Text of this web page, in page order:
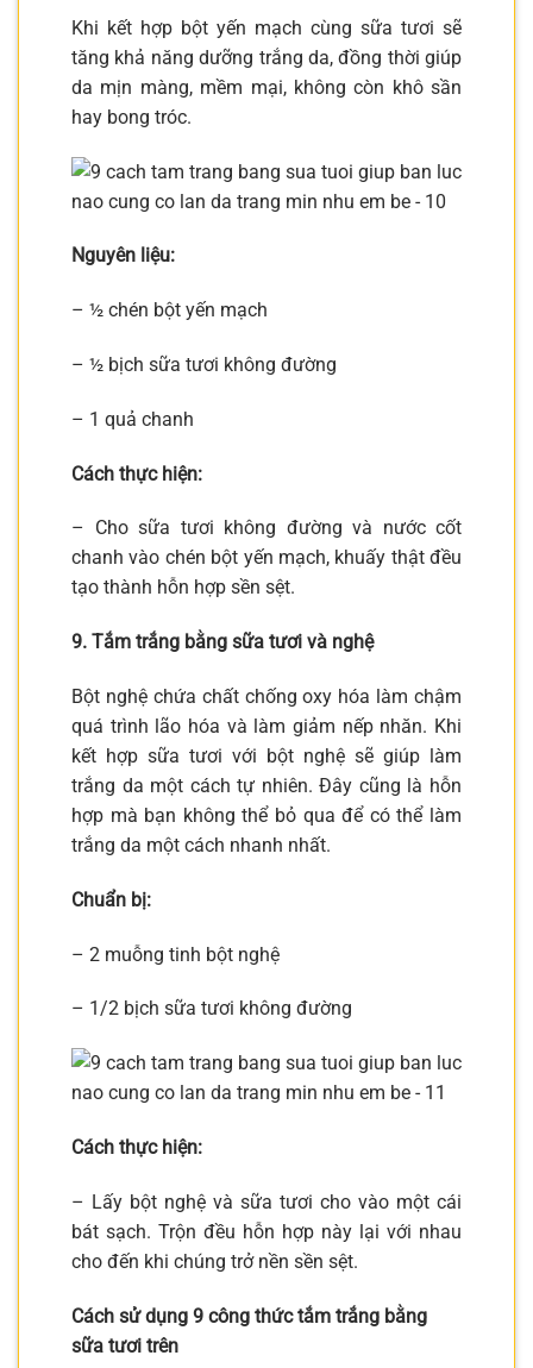
Khi kết hợp bột yến mạch cùng sữa tươi sẽ
tăng khả năng dưỡng trắng da, đồng thời giúp
da mịn màng, mềm mại, không còn khô sần
hay bong tróc.
Nguyên liệu:
– ½ chén bột yến mạch
– ½ bịch sữa tươi không đường
– 1 quả chanh
Cách thực hiện:
– Cho sữa tươi không đường và nước cốt
chanh vào chén bột yến mạch, khuấy thật đều
tạo thành hỗn hợp sền sệt.
9. Tắm trắng bằng sữa tươi và nghệ
Bột nghệ chứa chất chống oxy hóa làm chậm
quá trình lão hóa và làm giảm nếp nhăn. Khi
kết hợp sữa tươi với bột nghệ sẽ giúp làm
trắng da một cách tự nhiên. Đây cũng là hỗn
hợp mà bạn không thể bỏ qua để có thể làm
trắng da một cách nhanh nhất.
Chuẩn bị:
– 2 muỗng tinh bột nghệ
– 1/2 bịch sữa tươi không đường
Cách thực hiện:
– Lấy bột nghệ và sữa tươi cho vào một cái
bát sạch. Trộn đều hỗn hợp này lại với nhau
cho đến khi chúng trở nền sền sệt.
Cách sử dụng 9 công thức tắm trắng bằng
sữa tươi trên